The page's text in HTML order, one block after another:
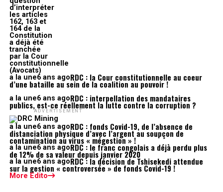
a la une6 ans agoRDC : la Cour constitutionnelle au coeur
d’une bataille au sein de la coalition au pouvoir !
a la une6 ans agoRDC : interpellation des mandataires
publics, est-ce réellement la lutte contre la corruption ?
ADVERTISEMENT
a la une6 ans agoRDC : fonds Covid-19, de l’absence de
distanciation physique d’avec l’argent au soupçon de
contamination au virus « mégestion » !
a la une6 ans agoRDC : le franc congolais a déjà perdu plus
de 12% de sa valeur depuis janvier 2020
a la une6 ans agoRDC : la décision de Tshisekedi attendue
sur la gestion « controversée » de fonds Covid-19 !
More Edito